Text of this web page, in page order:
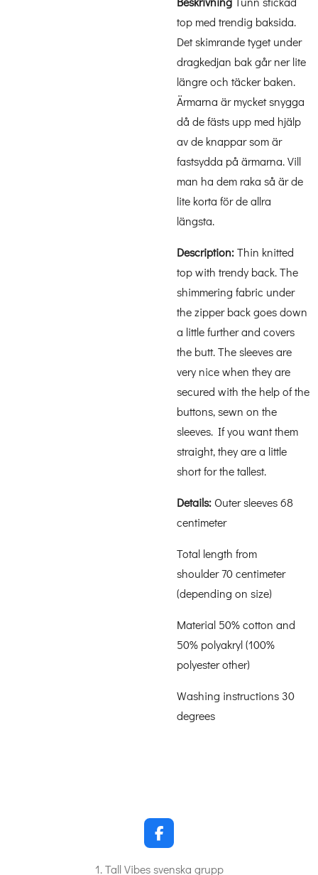
top med trendig baksida.
Det skimrande tyget under
dragkedjan bak går ner lite
längre och täcker baken.
Ärmarna är mycket snygga
då de fästs upp med hjälp
av de knappar som är
fastsydda på ärmarna. Vill
man ha dem raka så är de
lite korta för de allra
längsta.
Description:Thin knitted
top with trendy back. The
shimmering fabric under
the zipper back goes down
a little further and covers
the butt. The sleeves are
very nice when they are
secured with the help of the
buttons, sewn on the
sleeves. If you want them
straight, they are a little
short for the tallest.
Details: Outer sleeves 68
centimeter
Total length from
shoulder 70 centimeter
(depending on size)
Material 50% cotton and
50% polyakryl (100%
polyester other)
Washing instructions 30
degrees
F
a
c
1. Tall Vibes svenska grupp